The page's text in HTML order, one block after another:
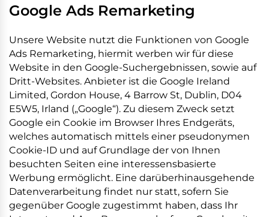
Google Ads Remarketing
Unsere Website nutzt die Funktionen von Google
Ads Remarketing, hiermit werben wir für diese
Website in den Google-Suchergebnissen, sowie auf
Dritt-Websites. Anbieter ist die Google Ireland
Limited, Gordon House, 4 Barrow St, Dublin, D04
E5W5, Irland („Google“). Zu diesem Zweck setzt
Google ein Cookie im Browser Ihres Endgeräts,
welches automatisch mittels einer pseudonymen
Cookie-ID und auf Grundlage der von Ihnen
besuchten Seiten eine interessensbasierte
Werbung ermöglicht. Eine darüberhinausgehende
Datenverarbeitung findet nur statt, sofern Sie
gegenüber Google zugestimmt haben, dass Ihr